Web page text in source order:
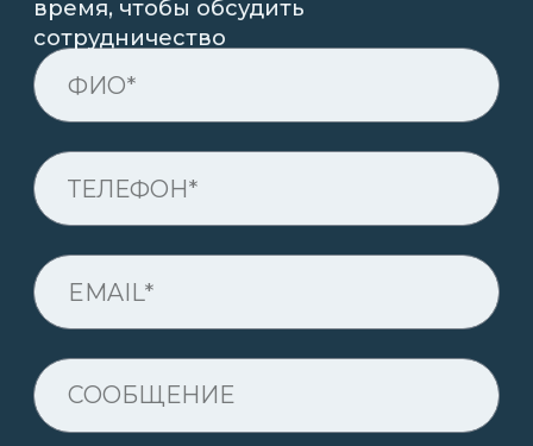
Мостовые краны
Козловые краны
Консольные краны
Межцеховые тележки
ПРОДУКЦИЯ
+7 (342) 207-23-68
info@grosskran.com
nvi@grosskran.com
Производим краны и грузоподъёмное
оборудование в России